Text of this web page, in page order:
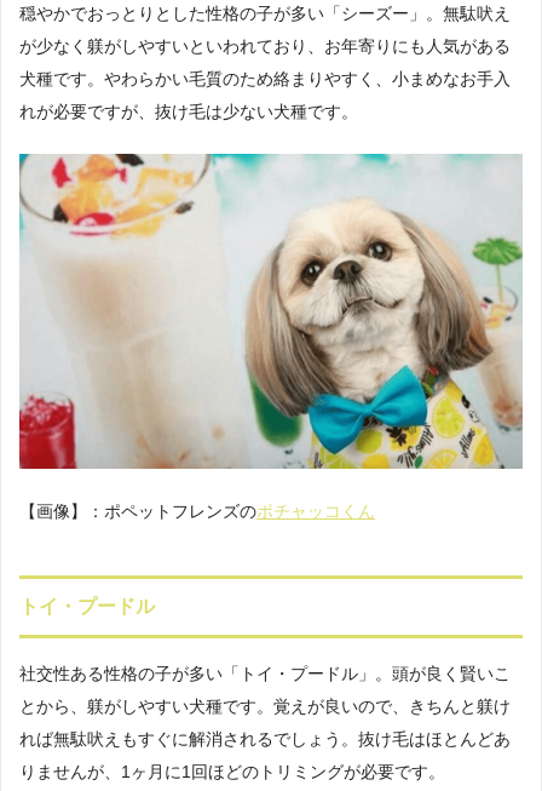
穏やかでおっとりとした性格の子が多い「シーズー」。無駄吠え
が少なく躾がしやすいといわれており、お年寄りにも人気がある
犬種です。やわらかい毛質のため絡まりやすく、小まめなお手入
れが必要ですが、抜け毛は少ない犬種です。
【画像】：ポペットフレンズのポチャッコくん
トイ・プードル
社交性ある性格の子が多い「トイ・プードル」。頭が良く賢いこ
とから、躾がしやすい犬種です。覚えが良いので、きちんと躾け
れば無駄吠えもすぐに解消されるでしょう。抜け毛はほとんどあ
りませんが、1ヶ月に1回ほどのトリミングが必要です。